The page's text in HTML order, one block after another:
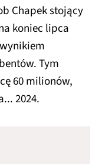
Chapek stojący
koniec lipca
Tym
60 milionów,
2024.